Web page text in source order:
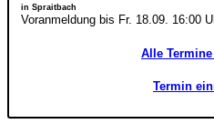
in Spraitbach
Voranmeldung bis Fr. 18.09. 16:00
Alle
Termin